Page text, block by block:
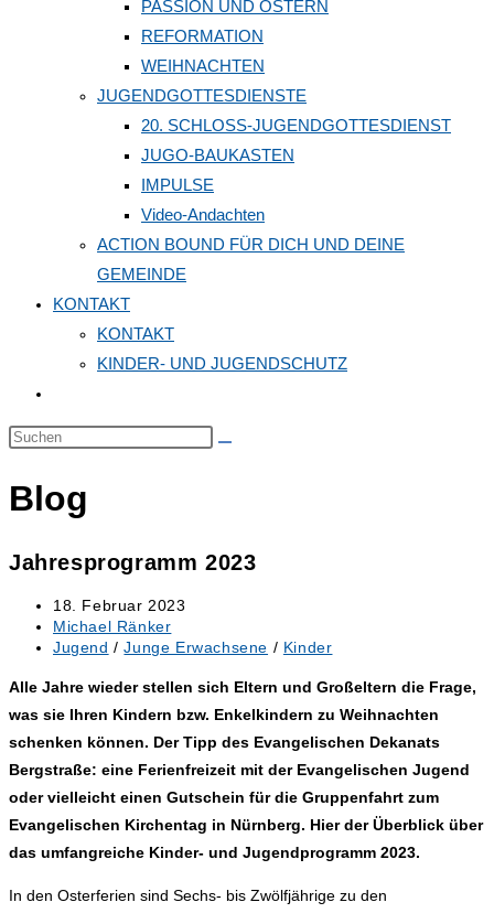
PASSION UND OSTERN
REFORMATION
WEIHNACHTEN
JUGENDGOTTESDIENSTE
20. SCHLOSS-JUGENDGOTTESDIENST
JUGO-BAUKASTEN
IMPULSE
Video-Andachten
ACTION BOUND FÜR DICH UND DEINE
GEMEINDE
KONTAKT
KONTAKT
KINDER- UND JUGENDSCHUTZ
Suche
umschalten
Diese
durchsuchen
Blog
Jahresprogramm 2023
Beitrag
veröffentlicht:
18. Februar 2023
Beitrags-
Autor:
Michael Ränker
Beitrags-
Jugend / Junge Erwachsene / Kinder
Alle Jahre wieder stellen sich Eltern und Großeltern die Frage,
was sie Ihren Kindern bzw. Enkelkindern zu Weihnachten
schenken können. Der Tipp des Evangelischen Dekanats
Bergstraße: eine Ferienfreizeit mit der Evangelischen Jugend
oder vielleicht einen Gutschein für die Gruppenfahrt zum
Evangelischen Kirchentag in Nürnberg. Hier der Überblick über
das umfangreiche Kinder- und Jugendprogramm 2023.
In den Osterferien sind Sechs- bis Zwölfjährige zu den